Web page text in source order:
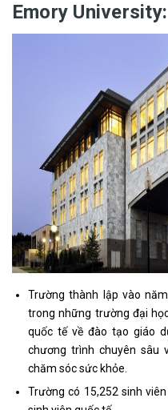
Emory University:
Trường thành lập vào
trong những trường đại
quốc tế về đào tạo giáo
chương trình chuyên sâu
chăm sóc sức khỏe.
Trường có 15,252 sinh